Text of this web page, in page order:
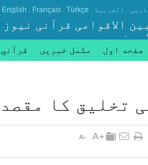
. العربیة .
Türkçe
.
Français
.
English
بین الاقوامی قرآنی نیوز
صفحه اول مکمل خبریں
مقصد ٫٫عبادت الہی ٬٬ ہے –